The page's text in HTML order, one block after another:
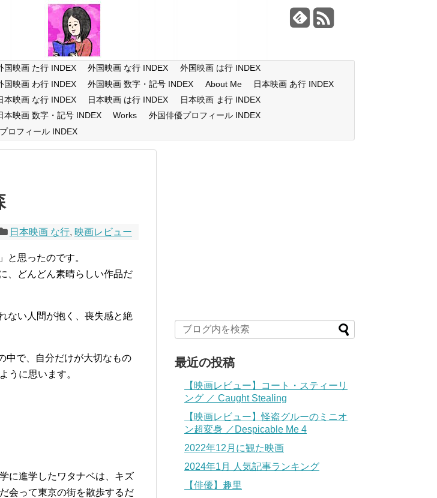
国映画 た行 INDEX 外国映画 な行 INDEX
外国映画 は行 INDEX
国映画 わ行 INDEX 外国映画 数字・記号 INDEX About Me
日本映画 あ行 INDEX
本映画 な行 INDEX 日本映画 は行 INDEX
日本映画 ま行 INDEX
本映画 数字・記号 INDEX Works
外国俳優プロフィール INDEX
ロフィール INDEX
日本映画 な行, 映画レビュー
思ったのです。
、どんどん素晴らしい作品だ
ない人間が抱く、喪失感と絶
中で、自分だけが大切なもの
うに思います。
に進学したワタナベは、キズ
会って東京の街を散歩するだ
最近の投稿
【映画レビュー】コート・スティーリ
ング ／ Caught Stealing
【映画レビュー】怪盗グルーのミニオ
ン超変身 ／Despicable Me 4
2022年12月に観た映画
2024年1月 人気記事ランキング
【俳優】趣里